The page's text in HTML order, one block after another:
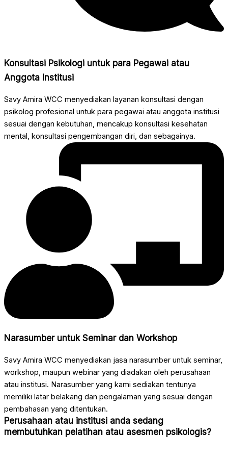
Konsultasi Psikologi untuk para Pegawai atau
Anggota Institusi
Savy Amira WCC menyediakan layanan konsultasi dengan
psikolog profesional untuk para pegawai atau anggota institusi
sesuai dengan kebutuhan, mencakup konsultasi kesehatan
mental, konsultasi pengembangan diri, dan sebagainya.
Narasumber untuk Seminar dan Workshop
Savy Amira WCC menyediakan jasa narasumber untuk seminar,
workshop, maupun webinar yang diadakan oleh perusahaan
atau institusi. Narasumber yang kami sediakan tentunya
memiliki latar belakang dan pengalaman yang sesuai dengan
pembahasan yang ditentukan.
Perusahaan atau institusi anda sedang
membutuhkan pelatihan atau asesmen psikologis?